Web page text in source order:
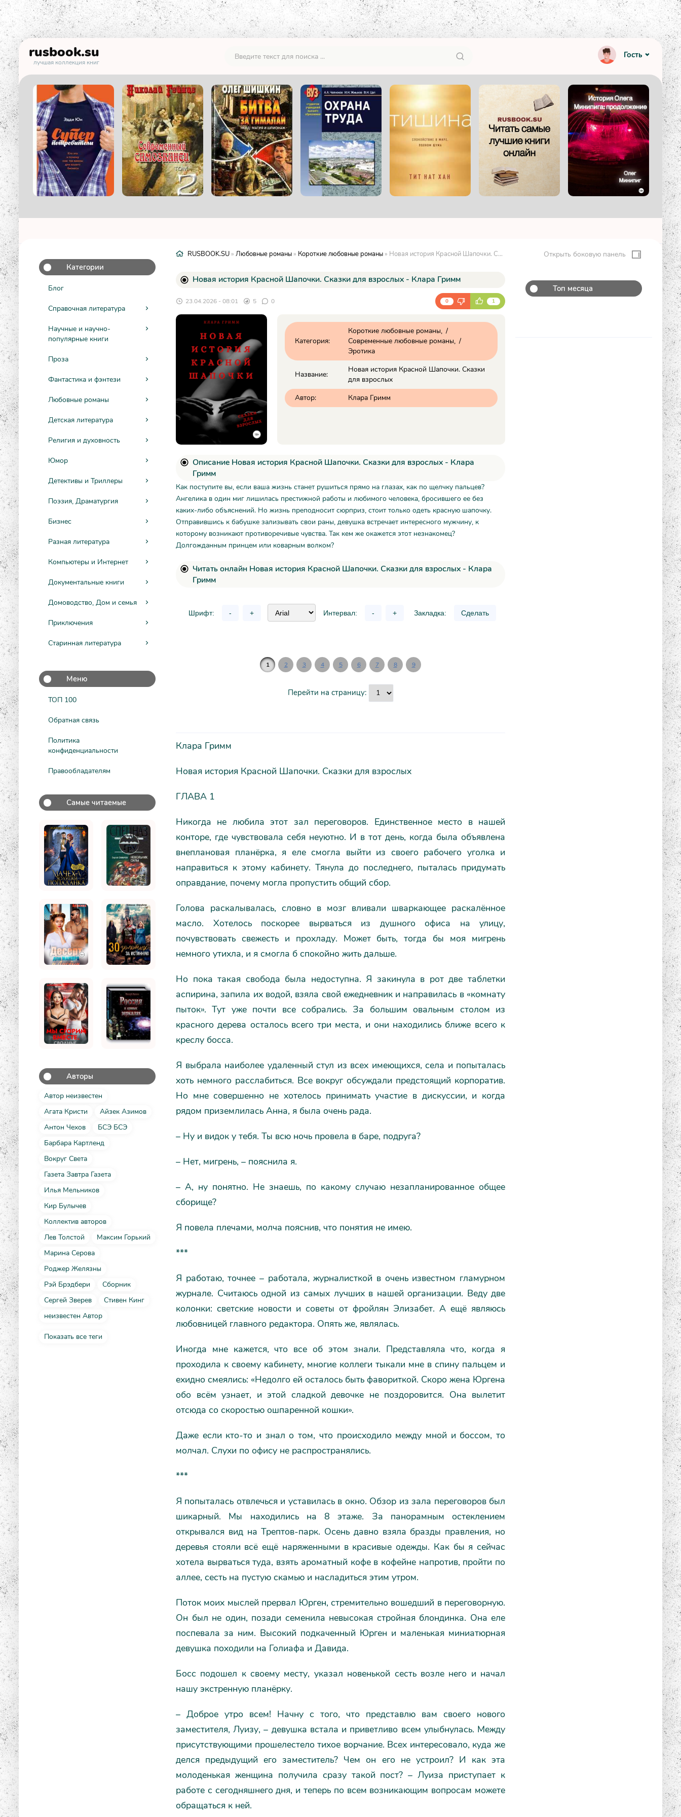
rusbook.su
лучшая коллекция книг
Гость
Категории
Блог
Справочная литература
Научные и научно-
популярные книги
Проза
Фантастика и фэнтези
Любовные романы
Детская литература
Религия и духовность
Юмор
Детективы и Триллеры
Поэзия, Драматургия
Бизнес
Разная литература
Компьютеры и Интернет
Документальные книги
Домоводство, Дом и семья
Приключения
Старинная литература
Меню
ТОП 100
Обратная связь
Политика
конфиденциальности
Правообладателям
Самые читаемые
Авторы
Автор неизвестен
Агата Кристи
Айзек Азимов
Антон Чехов
БСЭ БСЭ
Барбара Картленд
Вокруг Света
Газета Завтра Газета
Илья Мельников
Кир Булычев
Коллектив авторов
Лев Толстой
Максим Горький
Марина Серова
Роджер Желязны
Рэй Брэдбери
Сборник
Сергей Зверев
Стивен Кинг
неизвестен Автор
Показать все теги
RUSBOOK.SU » Любовные романы » Короткие любовные романы » Новая история Красной Шапочки. Сказки для взрослых - Клара Гримм
Новая история Красной Шапочки. Сказки для взрослых - Клара Гримм
23.04.2026 - 08:01 5 0 0 1
Категория:
Короткие любовные романы /
Современные любовные романы /
Эротика
Название:
Новая история Красной Шапочки. Сказки
для взрослых
Автор:
Клара Гримм
Описание Новая история Красной Шапочки. Сказки для взрослых - Клара
Гримм
Как поступите вы, если ваша жизнь станет рушиться прямо на глазах, как по щелчку пальцев?
Ангелика в один миг лишилась престижной работы и любимого человека, бросившего ее без
каких-либо объяснений. Но жизнь преподносит сюрприз, стоит только одеть красную шапочку.
Отправившись к бабушке зализывать свои раны, девушка встречает интересного мужчину, к
которому возникают противоречивые чувства. Так кем же окажется этот незнакомец?
Долгожданным принцем или коварным волком?
Читать онлайн Новая история Красной Шапочки. Сказки для взрослых - Клара
Гримм
Шрифт: - + Интервал: - + Закладка: Сделать
1 2 3 4 5 6 7 8 9
Перейти на страницу:
Клара Гримм
Новая история Красной Шапочки. Сказки для взрослых
ГЛАВА 1
Никогда не любила этот зал переговоров. Единственное место в нашей
конторе, где чувствовала себя неуютно. И в тот день, когда была объявлена
внеплановая планёрка, я еле смогла выйти из своего рабочего уголка и
направиться к этому кабинету. Тянула до последнего, пыталась придумать
оправдание, почему могла пропустить общий сбор.
Голова раскалывалась, словно в мозг вливали шваркающее раскалённое
масло. Хотелось поскорее вырваться из душного офиса на улицу,
почувствовать свежесть и прохладу. Может быть, тогда бы моя мигрень
немного утихла, и я смогла б спокойно жить дальше.
Но пока такая свобода была недоступна. Я закинула в рот две таблетки
аспирина, запила их водой, взяла свой ежедневник и направилась в «комнату
пыток». Тут уже почти все собрались. За большим овальным столом из
красного дерева осталось всего три места, и они находились ближе всего к
креслу босса.
Я выбрала наиболее удаленный стул из всех имеющихся, села и попыталась
хоть немного расслабиться. Все вокруг обсуждали предстоящий корпоратив.
Но мне совершенно не хотелось принимать участие в дискуссии, и когда
рядом приземлилась Анна, я была очень рада.
– Ну и видок у тебя. Ты всю ночь провела в баре, подруга?
– Нет, мигрень, – пояснила я.
– А, ну понятно. Не знаешь, по какому случаю незапланированное общее
сборище?
Я повела плечами, молча пояснив, что понятия не имею.
***
Я работаю, точнее – работала, журналисткой в очень известном гламурном
журнале. Считаюсь одной из самых лучших в нашей организации. Веду две
колонки: светские новости и советы от фройлян Элизабет. А ещё являюсь
любовницей главного редактора. Опять же, являлась.
Иногда мне кажется, что все об этом знали. Представляла что, когда я
проходила к своему кабинету, многие коллеги тыкали мне в спину пальцем и
ехидно смеялись: «Недолго ей осталось быть фавориткой. Скоро жена Юргена
обо всём узнает, и этой сладкой девочке не поздоровится. Она вылетит
отсюда со скоростью ошпаренной кошки».
Даже если кто-то и знал о том, что происходило между мной и боссом, то
молчал. Слухи по офису не распространялись.
***
Я попыталась отвлечься и уставилась в окно. Обзор из зала переговоров был
шикарный. Мы находились на 8 этаже. За панорамным остеклением
открывался вид на Трептов-парк. Осень давно взяла бразды правления, но
деревья стояли всё ещё наряженными в красивые одежды. Как бы я сейчас
хотела вырваться туда, взять ароматный кофе в кофейне напротив, пройти по
аллее, сесть на пустую скамью и насладиться этим утром.
Поток моих мыслей прервал Юрген, стремительно вошедший в переговорную.
Он был не один, позади семенила невысокая стройная блондинка. Она еле
поспевала за ним. Высокий подкаченный Юрген и маленькая миниатюрная
девушка походили на Голиафа и Давида.
Босс подошел к своему месту, указал новенькой сесть возле него и начал
нашу экстренную планёрку.
– Доброе утро всем! Начну с того, что представлю вам своего нового
заместителя, Луизу, – девушка встала и приветливо всем улыбнулась. Между
присутствующими прошелестело тихое ворчание. Всех интересовало, куда же
делся предыдущий его заместитель? Чем он его не устроил? И как эта
молоденькая женщина получила сразу такой пост? – Луиза приступает к
работе с сегодняшнего дня, и теперь по всем возникающим вопросам можете
обращаться к ней.
Открыть боковую панель
Топ месяца